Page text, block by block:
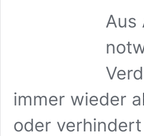
Aus
immer wieder
oder